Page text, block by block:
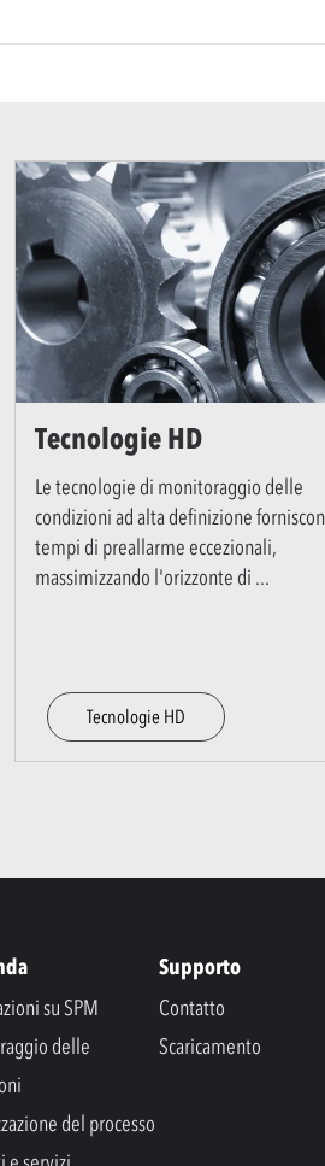
Tecnologie HD
Le tecnologie di monitoraggio delle
condizioni ad alta definizione
tempi di preallarme eccezionali,
massimizzando l'orizzonte di ...
Tecnologie HD
su SPM
delle
del processo
Supporto
Contatto
Scaricamento